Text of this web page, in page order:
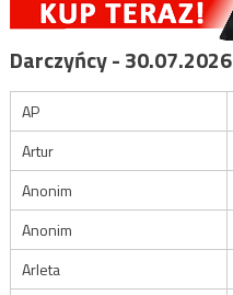
Darczyńcy - 30.07.2026
AP
Artur
Anonim
Anonim
Arleta